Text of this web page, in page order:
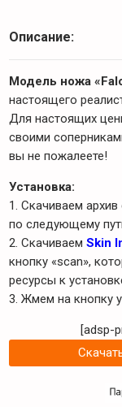
Описание:
Модель ножа
настоящего
Для настоящих
своими
вы не пожалеете!
Установка:
1. Скачиваем
по следующему
2. Скачиваем Skin
кнопку «scan»,
ресурсы к
3. Жмем на кнопку
[adsp-